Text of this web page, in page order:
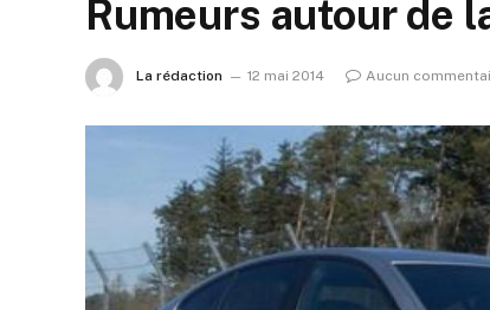
Rumeurs autour de
La rédaction 12 mai 2014 Aucun